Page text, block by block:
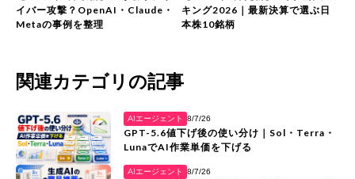
イバー攻撃？OpenAI・Claude・
Metaの事例を整理
キング2026｜最新決算で選ぶ日
本株10銘柄
関連カテゴリの記事
AIエージェント 8/7/26
GPT-5.6値下げ後の使い分け｜Sol・Terra・
LunaでAI作業単価を下げる
AIエージェント 8/7/26